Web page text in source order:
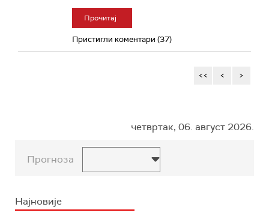
Прочитај
Пристигли коментари (37)
<< < >
четвртак, 06. август 2026.
Прогноза
Најновије